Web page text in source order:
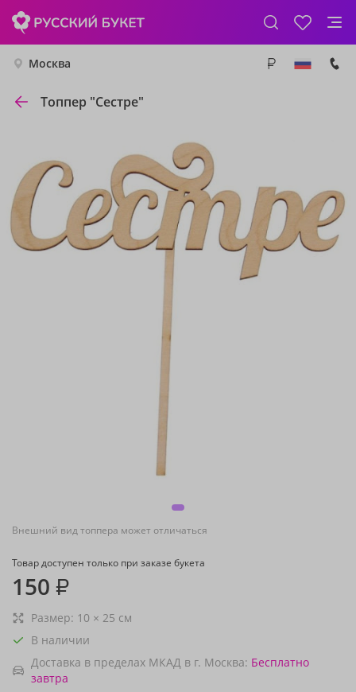
Москва
Топпер "Сестре"
Внешний вид топпера может отличаться
Товар доступен только при заказе букета
150 ₽
Размер: 10 × 25 см
В наличии
Доставка в пределах МКАД в г. Москва: Бесплатно
завтра